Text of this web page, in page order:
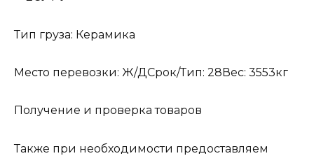
Тип груза: Керамика
Место перевозки: Ж/ДСрок/Тип: 28Вес: 3553кг
Получение и проверка товаров
Также при необходимости предоставляем